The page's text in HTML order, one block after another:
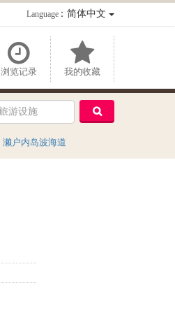
Language：简体中文
浏览记录 我的收藏
濑户内岛波海道